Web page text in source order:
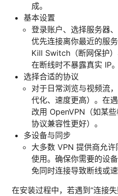
成。
基本设置
登录账户、选择服务器
优先连接离你最近的服
Kill Switch（断网保护
在断线时不暴露真实 IP。
选择合适的协议
对于日常浏览与视频流
代化、速度更高）。在
改用 OpenVPN（如某
协议兼容性更好）。
多设备与同步
大多数 VPN 提供商允
使用。确保你需要的设
免同时连接导致断线或速
在安装过程中，若遇到“连接